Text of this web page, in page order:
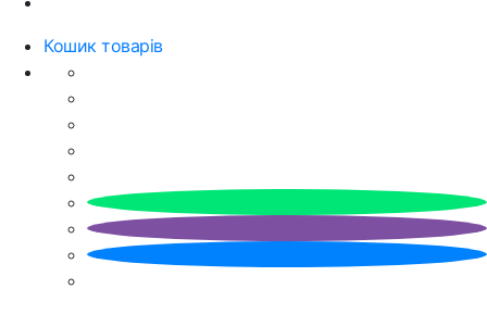
Кошик товарів